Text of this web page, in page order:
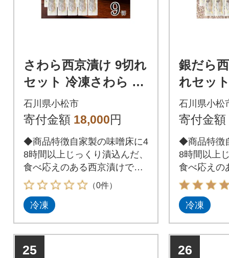
さわら西京漬け 9切れ
セット 冷凍さわら 小
分け 西京焼
石川県小松市
寄付金額 18,000円
◆商品特徴自家製の味噌床に4
8時間以上じっくり漬込んだ、
食べ応えのある西京漬けで
す。
（0件）
冷凍
銀だら
れセッ
銀だら
石川県小松
寄付金額
◆商品特徴
8時間以上
食べ応えの
す。
冷凍
25 26